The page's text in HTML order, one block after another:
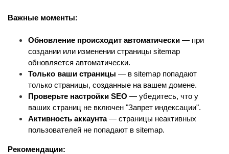
Важные моменты:
Обновление происходит автоматически — при
создании или изменении страницы sitemap
обновляется автоматически.
Только ваши страницы — в sitemap попадают
только страницы, созданные на вашем домене.
Проверьте настройки SEO — убедитесь, что у
ваших страниц не включен "Запрет индексации".
Активность аккаунта — страницы неактивных
пользователей не попадают в sitemap.
Рекомендации: